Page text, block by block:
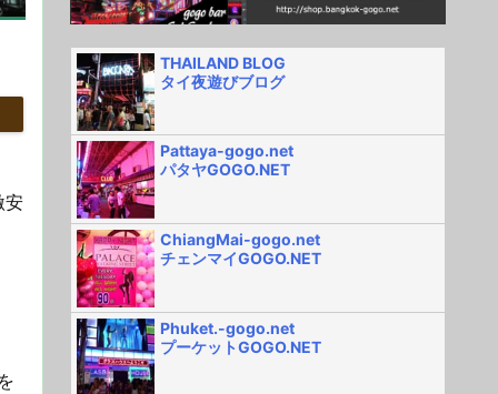
安
THAILAND BLOG
タイ夜遊びブログ
Pattaya-gogo.net
パタヤGOGO.NET
ChiangMai-gogo.net
チェンマイGOGO.NET
Phuket.-gogo.net
プーケットGOGO.NET